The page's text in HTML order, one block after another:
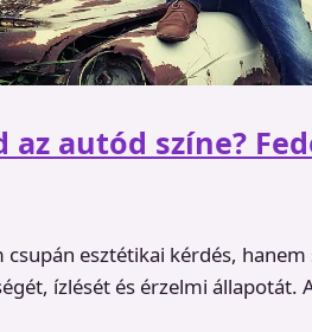
autód színe?
csupán esztétikai kérdés,
ízlését és érzelmi állapotát.